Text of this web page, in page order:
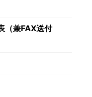
（兼FAX送付